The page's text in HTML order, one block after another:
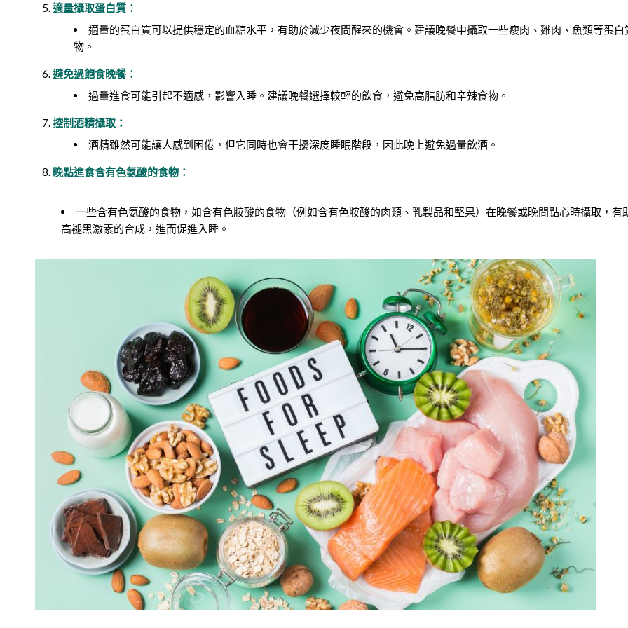
適量攝取蛋白質：
適量的蛋白質可以提供穩定的血糖水平，有助於減少夜間醒來的機會。建議晚餐中攝取一些瘦肉、雞肉、魚類等蛋白
物。
避免過飽食晚餐：
過量進食可能引起不適感，影響入睡。建議晚餐選擇較輕的飲食，避免高脂肪和辛辣食物。
控制酒精攝取：
酒精雖然可能讓人感到困倦，但它同時也會干擾深度睡眠階段，因此晚上避免過量飲酒。
晚點進食含有色氨酸的食物：
一些含有色氨酸的食物，如含有色胺酸的食物（例如含有色胺酸的肉類、乳製品和堅果）在晚餐或晚間點心時攝取，有
高褪黑激素的合成，進而促進入睡。